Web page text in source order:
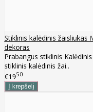
Stiklinis kalėdinis žaisliukas
dekoras
Prabangus stiklinis
stiklinis kalėdinis žai..
€1950